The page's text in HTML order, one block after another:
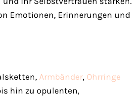
Emotionen, Erinnerungen und
Armbänder, Ohrringe
hin zu opulenten,